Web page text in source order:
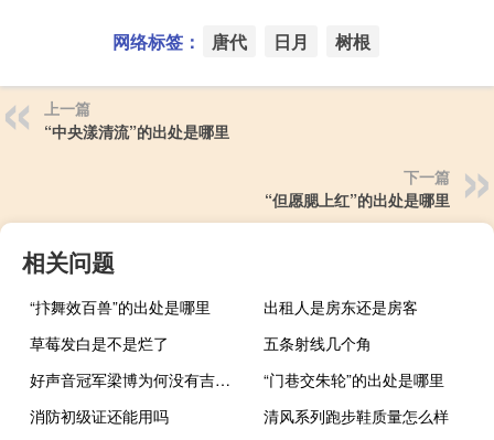
网络标签： 唐代 日月 树根
上一篇
“中央漾清流”的出处是哪里
下一篇
“但愿腮上红”的出处是哪里
相关问题
“抃舞效百兽”的出处是哪里
出租人是房东还是房客
草莓发白是不是烂了
五条射线几个角
好声音冠军梁博为何没有吉克隽逸挣钱多 中国好声音吉克俊逸
“门巷交朱轮”的出处是哪里
消防初级证还能用吗
清风系列跑步鞋质量怎么样